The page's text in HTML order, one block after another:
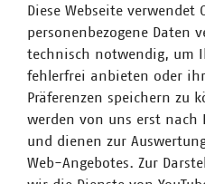
Glasfasernetz anbieten.
Wir halten Deutschland am
geschieht, wenn es nicht
für heute und morgen:
Positionen:
https://
Diese Webseite verwendet
personenbezogene Daten
technisch notwendig, um
fehlerfrei anbieten oder
Präferenzen speichern zu
werden von uns erst nach
und dienen zur
Web-Angebotes. Zur